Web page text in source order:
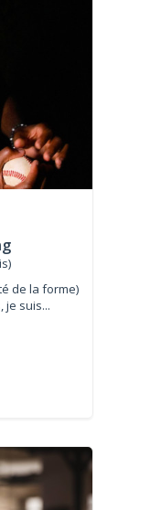
de la forme)
je suis...